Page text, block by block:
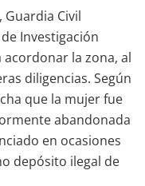
Guardia Civil
Investigación
la zona, al
diligencias. Según
que la mujer fue
abandonada
en ocasiones
depósito ilegal de